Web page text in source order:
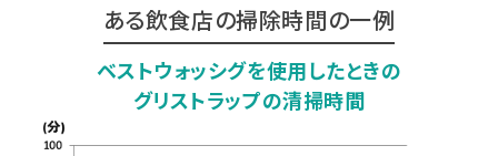
ある飲食店の掃除時間の一例
ベストウォッシグを使用したときの
グリストラップの清掃時間